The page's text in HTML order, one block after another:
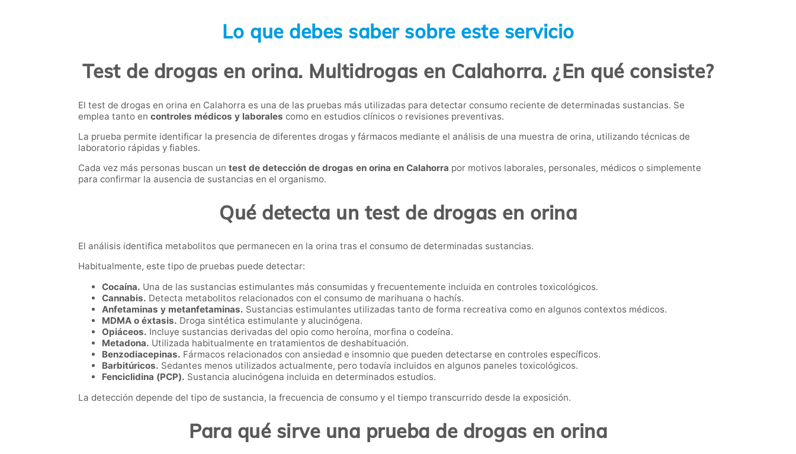
Lo que debes saber sobre este servicio
Test de drogas en orina. Multidrogas en Calahorra. ¿En qué consiste?
El test de drogas en orina en Calahorra es una de las pruebas más utilizadas para detectar consumo reciente de determinadas sustancias. Se
emplea tanto en controles médicos y laborales como en estudios clínicos o revisiones preventivas.
La prueba permite identificar la presencia de diferentes drogas y fármacos mediante el análisis de una muestra de orina, utilizando técnicas de
laboratorio rápidas y fiables.
Cada vez más personas buscan un test de detección de drogas en orina en Calahorra por motivos laborales, personales, médicos o simplemente
para confirmar la ausencia de sustancias en el organismo.
Qué detecta un test de drogas en orina
El análisis identifica metabolitos que permanecen en la orina tras el consumo de determinadas sustancias.
Habitualmente, este tipo de pruebas puede detectar:
Cocaína. Una de las sustancias estimulantes más consumidas y frecuentemente incluida en controles toxicológicos.
Cannabis. Detecta metabolitos relacionados con el consumo de marihuana o hachís.
Anfetaminas y metanfetaminas. Sustancias estimulantes utilizadas tanto de forma recreativa como en algunos contextos médicos.
MDMA o éxtasis. Droga sintética estimulante y alucinógena.
Opiáceos. Incluye sustancias derivadas del opio como heroína, morfina o codeína.
Metadona. Utilizada habitualmente en tratamientos de deshabituación.
Benzodiacepinas. Fármacos relacionados con ansiedad e insomnio que pueden detectarse en controles específicos.
Barbitúricos. Sedantes menos utilizados actualmente, pero todavía incluidos en algunos paneles toxicológicos.
Fenciclidina (PCP). Sustancia alucinógena incluida en determinados estudios.
La detección depende del tipo de sustancia, la frecuencia de consumo y el tiempo transcurrido desde la exposición.
Para qué sirve una prueba de drogas en orina